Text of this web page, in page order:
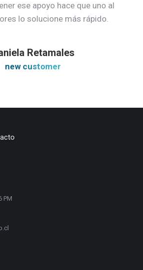
ese apoyo hace que uno al
lo solucione más rápido.
Retamales
new customer
PM